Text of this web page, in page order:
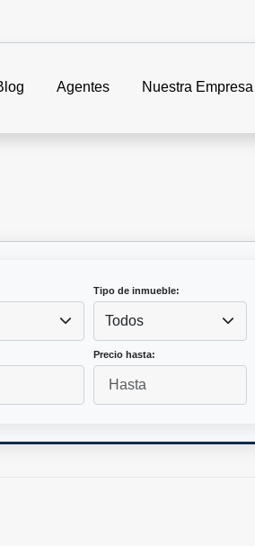
Agentes Nuestra Empresa
Tipo de inmueble:
Todos
Precio hasta: